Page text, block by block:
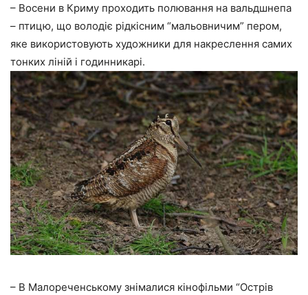
– Восени в Криму проходить полювання на вальдшнепа
– птицю, що володіє рідкісним “мальовничим” пером,
яке використовують художники для накреслення самих
тонких ліній і годинникарі.
– В Малореченському знімалися кінофільми “Острів